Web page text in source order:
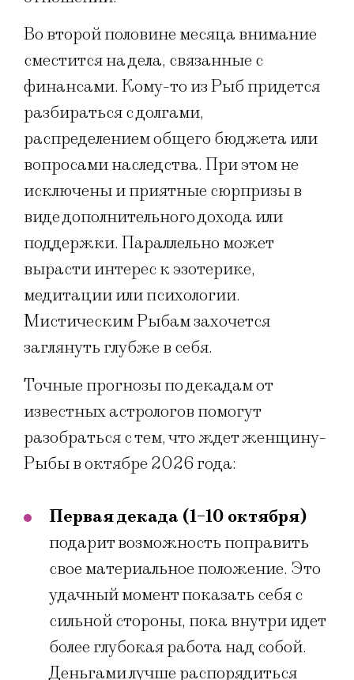
Во второй половине месяца внимание
сместится на дела, связанные с
финансами. Кому-то из Рыб придется
разбираться с долгами,
распределением общего бюджета или
вопросами наследства. При этом не
исключены и приятные сюрпризы в
виде дополнительного дохода или
поддержки. Параллельно может
вырасти интерес к эзотерике,
медитации или психологии.
Мистическим Рыбам захочется
заглянуть глубже в себя.
Точные прогнозы по декадам от
известных астрологов помогут
разобраться с тем, что ждет женщину-
Рыбы в октябре 2026 года:
Первая декада (1-10 октября)
подарит возможность поправить
свое материальное положение. Это
удачный момент показать себя с
сильной стороны, пока внутри идет
более глубокая работа над собой.
Деньгами лучше распорядиться